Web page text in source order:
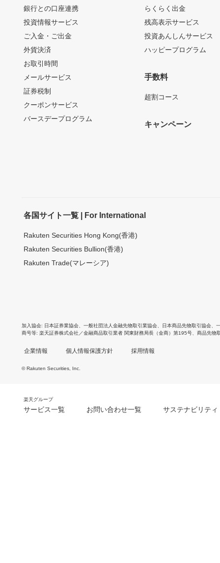
銀行との口座連携
投資情報サービス
ご入金・ご出金
外貨決済
お取引時間
メールサービス
証券税制
クーポンサービス
バースデープログラム
らくらく出金
残高表示サービス
投資あんしんサービス
ハッピープログラム
手数料
超割コース
キャンペーン
各国サイト一覧 | For International
Rakuten Securities Hong Kong(香港)
Rakuten Securities Bullion(香港)
Rakuten Trade(マレーシア)
加入協会 日本証券業協会 一般社団法人金融先物取引業協会 日本商品先物取引協会
商号等 楽天証券株式会社／金融商品取引業者 関東財務局長（金商）第195号、商品先物
企業情報 個人情報保護方針 採用情報
© Rakuten Securities, Inc.
楽天グループ
サービス一覧 お問い合わせ一覧 サステナビリティ